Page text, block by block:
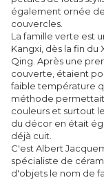
également ornée
couvercles.
La famille verte est
Kangxi, dès la fin du
Qing. Après une
couverte, étaient
faible température
méthode
couleurs et surtout
du décor en était
déjà cuit.
C'est Albert
spécialiste de
d'objets le nom de